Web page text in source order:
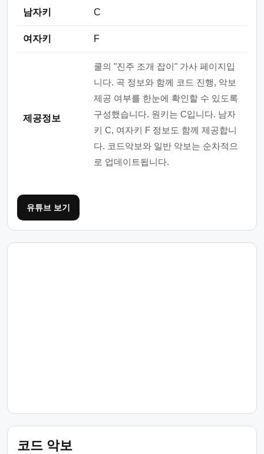
남자키 C
여자키 F
제공정보
쿨의 "진주 조개 잡이" 가사 페이지입
니다. 곡 정보와 함께 코드 진행, 악보
제공 여부를 한눈에 확인할 수 있도록
구성했습니다. 원키는 C입니다. 남자
키 C, 여자키 F 정보도 함께 제공합니
다. 코드악보와 일반 악보는 순차적으
로 업데이트됩니다.
유튜브 보기
코드 악보